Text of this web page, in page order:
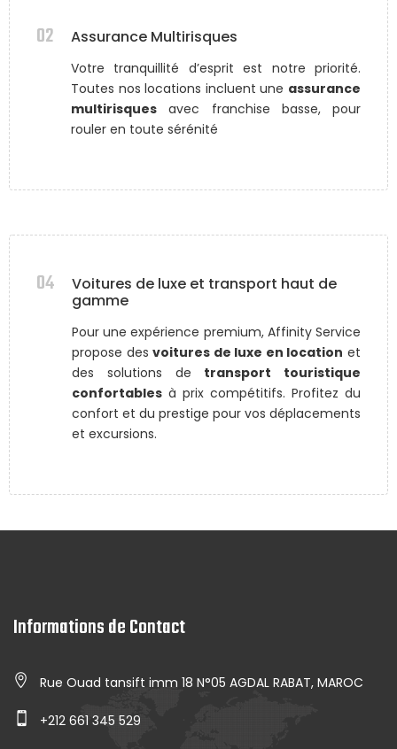
02 Assurance Multirisques
Votre tranquillité d’esprit est notre priorité.
Toutes nos locations incluent une assurance
multirisques avec franchise basse, pour
rouler en toute sérénité
04
Voitures de luxe et transport haut de
gamme
Pour une expérience premium, Affinity Service
propose desvoitures de luxe en location et
des solutions de transport touristique
confortables à prix compétitifs. Profitez du
confort et du prestige pour vos déplacements
et excursions.
Informations de Contact
Rue Ouad tansift imm 18 N°05 AGDAL RABAT, MAROC
+212 661 345 529